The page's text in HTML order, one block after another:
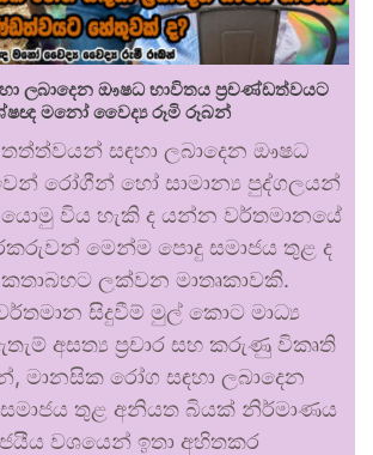
ලබාදෙන ඖෂධ භාවිතය ප්‍රචණ්ඩත්වයට
මනෝ වෛද්‍ය රූමි රූබන්
සඳහා ලබාදෙන ඖෂධ
රෝගීන් හෝ සාමාන්‍ය පුද්ගලයන්
විය හැකි ද යන්න වර්තමානයේ
මෙන්ම පොදු සමාජය තුළ ද
ලක්වන මාතෘකාවකි.
සිදුවීම් මුල් කොට මාධ්‍ය
අසත්‍ය ප්‍රචාර සහ කරුණු විකෘති
මානසික රෝග සඳහා ලබාදෙන
තුළ අනියත බියක් නිර්මාණය
වශයෙන් ඉතා අහිතකර